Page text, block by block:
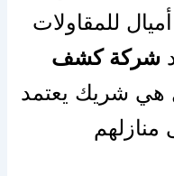
للمقاولات
شركة كشف
هي شريك يعتمد
منازلهم